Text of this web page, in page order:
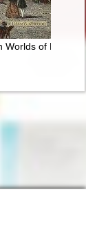
oraz
Worlds of
połowy XIX